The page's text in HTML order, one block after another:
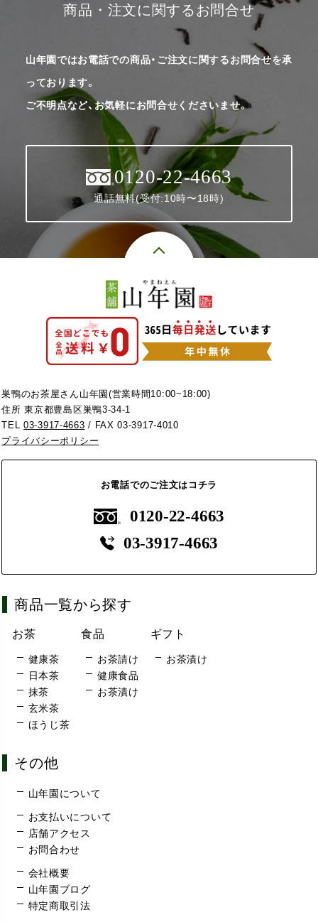
商品・注文に関するお問合せ
山年園ではお電話での商品・ご注文に関するお問合せを承
っております。
ご不明点など、お気軽にお問合せくださいませ。
0120-22-4663
通話無料(受付:10時〜18時)
巣鴨のお茶屋さん山年園(営業時間10:00~18:00)
住所 東京都豊島区巣鴨3-34-1
TEL03-3917-4663 / FAX 03-3917-4010
プライバシーポリシー
お電話でのご注文はコチラ
0120-22-4663
03-3917-4663
商品一覧から探す
お茶
健康茶
日本茶
抹茶
玄米茶
ほうじ茶
食品
お茶請け
健康食品
お茶漬け
ギフト
お茶漬け
その他
山年園について
お支払いについて
店舗アクセス
お問合わせ
会社概要
山年園ブログ
特定商取引法